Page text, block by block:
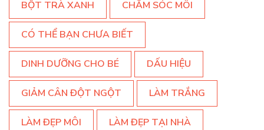
BỘT TRÀ XANH CHĂM SÓC MÔI
CÓ THỂ BẠN CHƯA BIẾT
DINH DƯỠNG CHO BÉ DẤU HIỆU
GIẢM CÂN ĐỘT NGỘT LÀM TRẮNG
LÀM ĐẸP MÔI LÀM ĐẸP TẠI NHÀ